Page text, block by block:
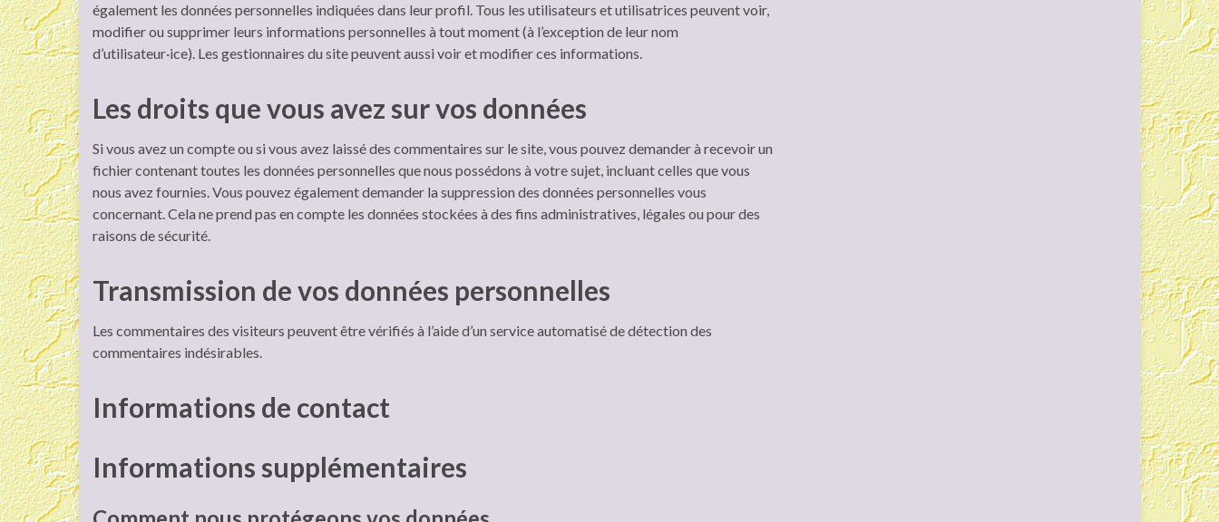
également les données personnelles indiquées dans leur profil. Tous les utilisateurs et utilisatrices peuvent voir,
modifier ou supprimer leurs informations personnelles à tout moment (à l’exception de leur nom
d’utilisateur·ice). Les gestionnaires du site peuvent aussi voir et modifier ces informations.
Les droits que vous avez sur vos données
Si vous avez un compte ou si vous avez laissé des commentaires sur le site, vous pouvez demander à recevoir un
fichier contenant toutes les données personnelles que nous possédons à votre sujet, incluant celles que vous
nous avez fournies. Vous pouvez également demander la suppression des données personnelles vous
concernant. Cela ne prend pas en compte les données stockées à des fins administratives, légales ou pour des
raisons de sécurité.
Transmission de vos données personnelles
Les commentaires des visiteurs peuvent être vérifiés à l’aide d’un service automatisé de détection des
commentaires indésirables.
Informations de contact
Informations supplémentaires